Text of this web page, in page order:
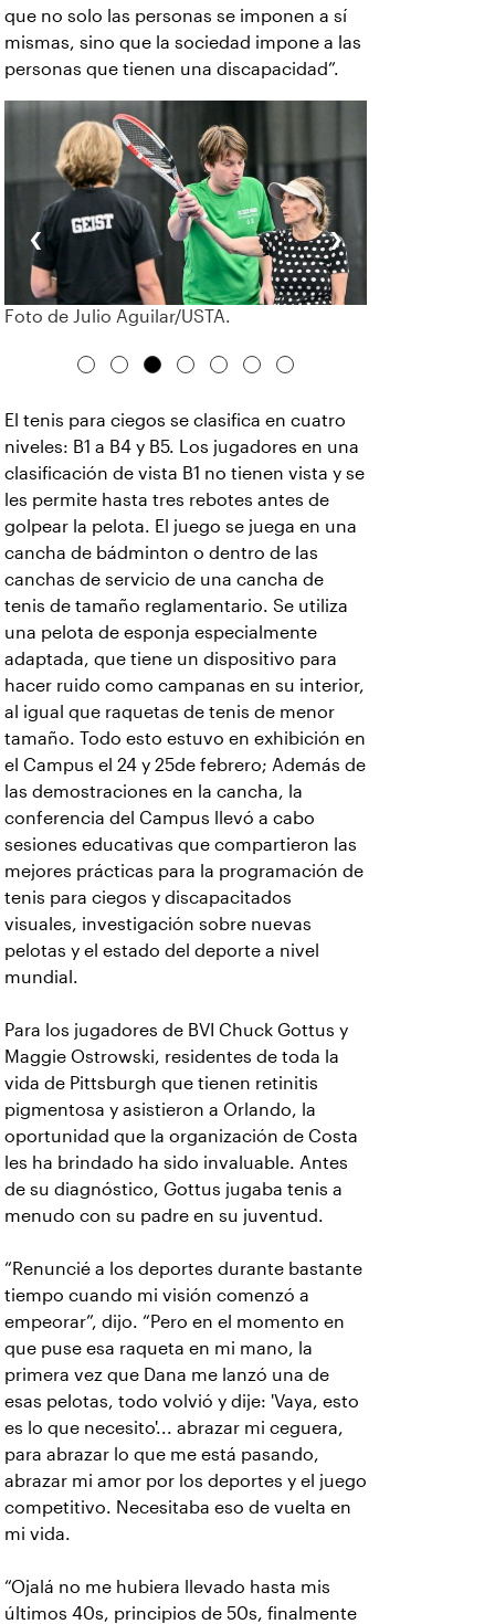
que no solo las personas se imponen a sí
mismas, sino que la sociedad impone a las
personas que tienen una discapacidad”.
‹
Foto de Julio Aguilar/USTA.
›
El tenis para ciegos se clasifica en cuatro
niveles: B1 a B4 y B5. Los jugadores en una
clasificación de vista B1 no tienen vista y se
les permite hasta tres rebotes antes de
golpear la pelota. El juego se juega en una
cancha de bádminton o dentro de las
canchas de servicio de una cancha de
tenis de tamaño reglamentario. Se utiliza
una pelota de esponja especialmente
adaptada, que tiene un dispositivo para
hacer ruido como campanas en su interior,
al igual que raquetas de tenis de menor
tamaño. Todo esto estuvo en exhibición en
el Campus el 24 y 25de febrero; Además de
las demostraciones en la cancha, la
conferencia del Campus llevó a cabo
sesiones educativas que compartieron las
mejores prácticas para la programación de
tenis para ciegos y discapacitados
visuales, investigación sobre nuevas
pelotas y el estado del deporte a nivel
mundial.
Para los jugadores de BVI Chuck Gottus y
Maggie Ostrowski, residentes de toda la
vida de Pittsburgh que tienen retinitis
pigmentosa y asistieron a Orlando, la
oportunidad que la organización de Costa
les ha brindado ha sido invaluable. Antes
de su diagnóstico, Gottus jugaba tenis a
menudo con su padre en su juventud.
“Renuncié a los deportes durante bastante
tiempo cuando mi visión comenzó a
empeorar”, dijo. “Pero en el momento en
que puse esa raqueta en mi mano, la
primera vez que Dana me lanzó una de
esas pelotas, todo volvió y dije: 'Vaya, esto
es lo que necesito'... abrazar mi ceguera,
para abrazar lo que me está pasando,
abrazar mi amor por los deportes y el juego
competitivo. Necesitaba eso de vuelta en
mi vida.
“Ojalá no me hubiera llevado hasta mis
últimos 40s, principios de 50s, finalmente